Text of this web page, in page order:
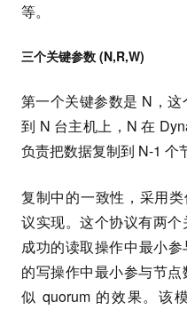
等。
三个关键参数 (N,R,W)
第一个关键参数是 N，
到 N 台主机上，N 在
负责把数据复制到 N-1 个
复制中的一致性，采用
议实现。这个协议有两
成功的读取操作中最小
的写操作中最小参与节
似 quorum 的效果。该